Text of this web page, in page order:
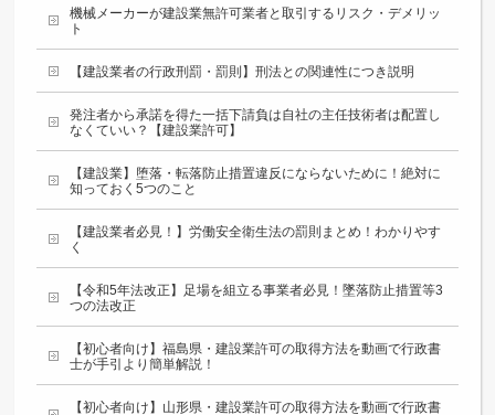
機械メーカーが建設業無許可業者と取引するリスク・デメリッ
ト
【建設業者の行政刑罰・罰則】刑法との関連性につき説明
発注者から承諾を得た一括下請負は自社の主任技術者は配置し
なくていい？【建設業許可】
【建設業】堕落・転落防止措置違反にならないために！絶対に
知っておく5つのこと
【建設業者必見！】労働安全衛生法の罰則まとめ！わかりやす
く
【令和5年法改正】足場を組立る事業者必見！墜落防止措置等3
つの法改正
【初心者向け】福島県・建設業許可の取得方法を動画で行政書
士が手引より簡単解説！
【初心者向け】山形県・建設業許可の取得方法を動画で行政書